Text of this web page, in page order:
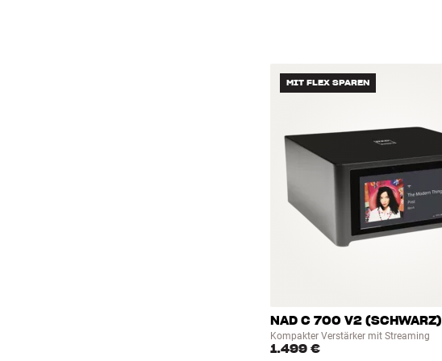
MIT FLEX SPAREN
NAD C 700 V2 (SCHWARZ)
Kompakter Verstärker mit Streaming
1.499 €